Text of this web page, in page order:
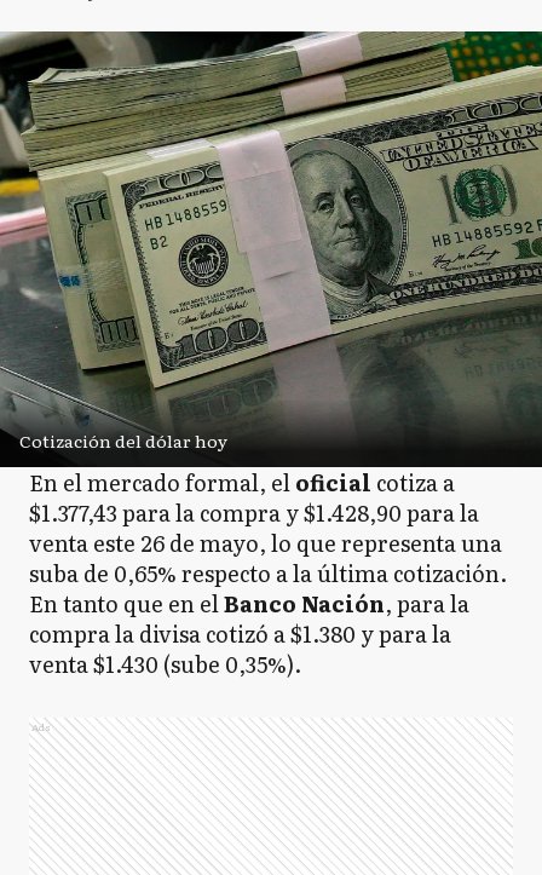
Cotización del dólar hoy
En el mercado formal, eloficial cotiza a
$1.377,43 para la compra y $1.428,90 para la
venta este 26 de mayo, lo que representa una
suba de 0,65% respecto a la última cotización.
En tanto que en elBanco Nación, para la
compra la divisa cotizó a $1.380 y para la
venta $1.430 (sube 0,35%).
Ads